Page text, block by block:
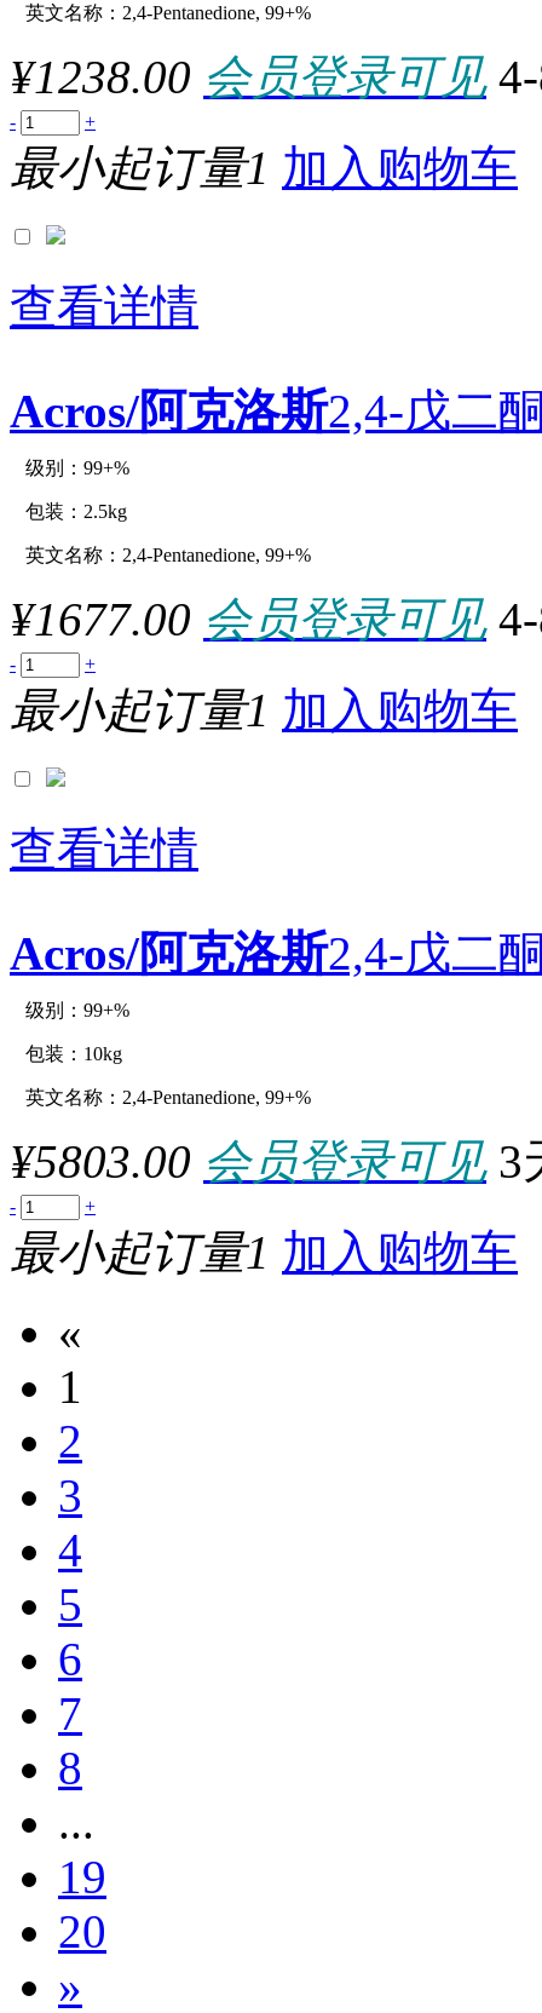
参数：
英文名称：2,4-Pentanedione, 99+%
¥1238.00 会员登录可见
- +
最小起订量1 加入购物车
查看详情
Acros/阿克洛斯2,4-戊二
原厂型号：C12996-2.5kg
参数：
级别：99+%
包装：2.5kg
英文名称：2,4-Pentanedione, 99+%
¥1677.00 会员登录可见
- +
最小起订量1 加入购物车
查看详情
Acros/阿克洛斯2,4-戊二
原厂型号：C12996-10kg
参数：
级别：99+%
包装：10kg
英文名称：2,4-Pentanedione, 99+%
¥5803.00 会员登录可见 3
- +
最小起订量1 加入购物车
«
1
2
3
4
5
6
7
8
...
19
20
»